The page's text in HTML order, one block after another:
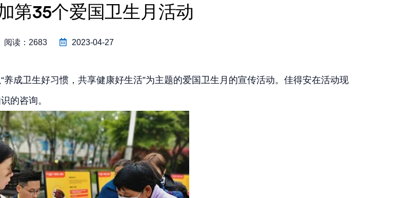
第35个爱国卫生月活动
阅读：2683 2023-04-27
成卫生好习惯，共享健康好生活”为主题的爱国卫生月的宣传活动。佳得安在活动现
的咨询。